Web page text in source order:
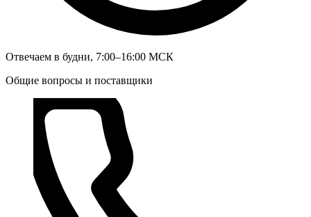
Отвечаем в будни, 7:00–16:00 МСК
Общие вопросы и поставщики